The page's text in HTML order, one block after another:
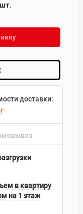
шт.
доставки:
в квартиру
на 1 этаж